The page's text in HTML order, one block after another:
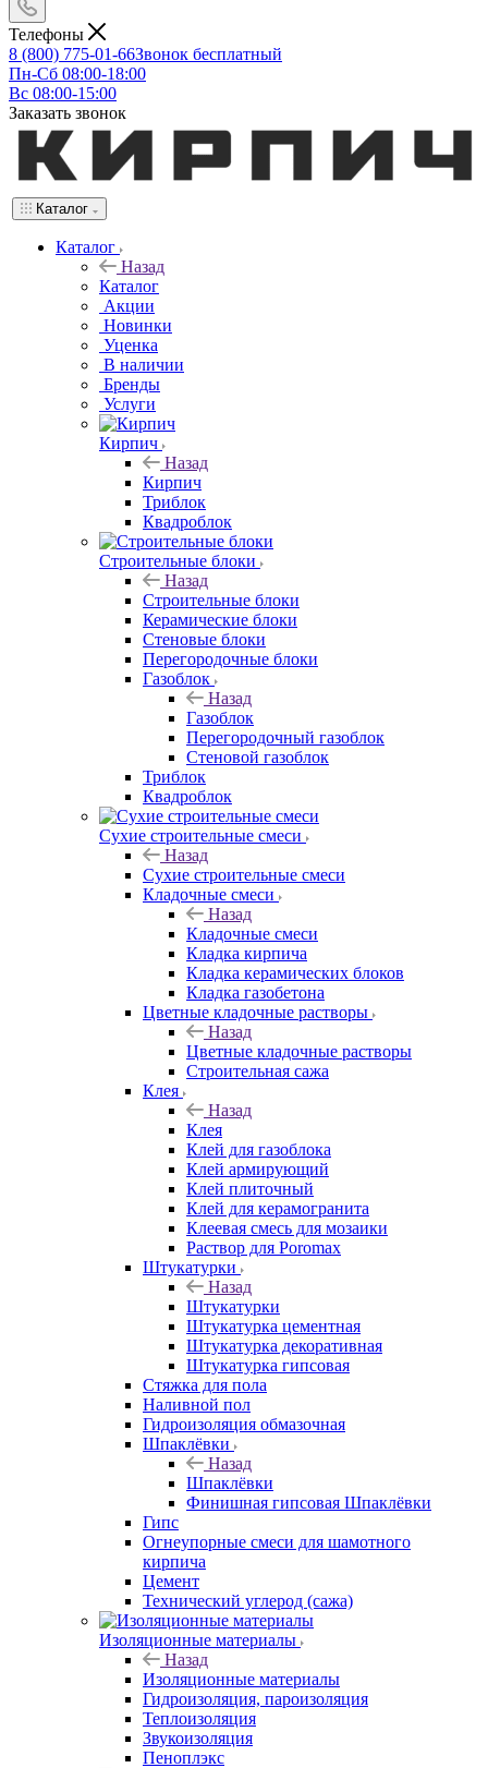
Телефоны
8 (800) 775-01-66Звонок бесплатный
Пн-Сб 08:00-18:00
Вс 08:00-15:00
Заказать звонок
Каталог
Каталог
Назад
Каталог
Акции
Новинки
Уценка
В наличии
Бренды
Услуги
Кирпич
Назад
Кирпич
Триблок
Квадроблок
Строительные блоки
Назад
Строительные блоки
Керамические блоки
Стеновые блоки
Перегородочные блоки
Газоблок
Назад
Газоблок
Перегородочный газоблок
Стеновой газоблок
Триблок
Квадроблок
Сухие строительные смеси
Назад
Сухие строительные смеси
Кладочные смеси
Назад
Кладочные смеси
Кладка кирпича
Кладка керамических блоков
Кладка газобетона
Цветные кладочные растворы
Назад
Цветные кладочные растворы
Строительная сажа
Клея
Назад
Клея
Клей для газоблока
Клей армирующий
Клей плиточный
Клей для керамогранита
Клеевая смесь для мозаики
Раствор для Poromax
Штукатурки
Назад
Штукатурки
Штукатурка цементная
Штукатурка декоративная
Штукатурка гипсовая
Стяжка для пола
Наливной пол
Гидроизоляция обмазочная
Шпаклёвки
Назад
Шпаклёвки
Финишная гипсовая Шпаклёвки
Гипс
Огнеупорные смеси для шамотного
кирпича
Цемент
Технический углерод (сажа)
Изоляционные материалы
Назад
Изоляционные материалы
Гидроизоляция, пароизоляция
Теплоизоляция
Звукоизоляция
Пеноплэкс